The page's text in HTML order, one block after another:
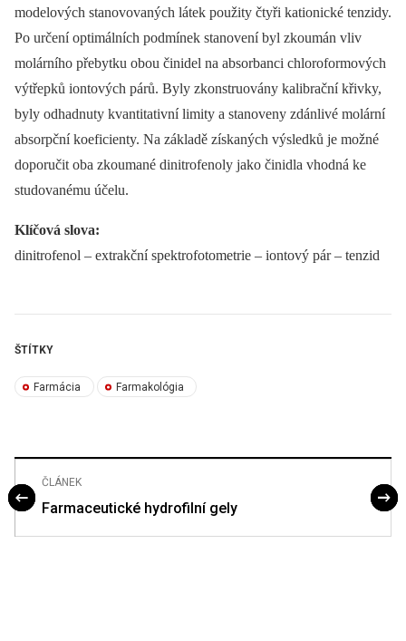
modelových stanovovaných látek použity čtyři kationické tenzidy.
Po určení optimálních podmínek stanovení byl zkoumán vliv
molárního přebytku obou činidel na absorbanci chloroformových
výtřepků iontových párů. Byly zkonstruovány kalibrační křivky,
byly odhadnuty kvantitativní limity a stanoveny zdánlivé molární
absorpční koeficienty. Na základě získaných výsledků je možné
doporučit oba zkoumané dinitrofenoly jako činidla vhodná ke
studovanému účelu.
Klíčová slova:
dinitrofenol –⁠ extrakční spektrofotometrie –⁠ iontový pár –⁠ tenzid
ŠTÍTKY
Farmácia Farmakológia
ČLÁNEK
Farmaceutické hydrofilní gely